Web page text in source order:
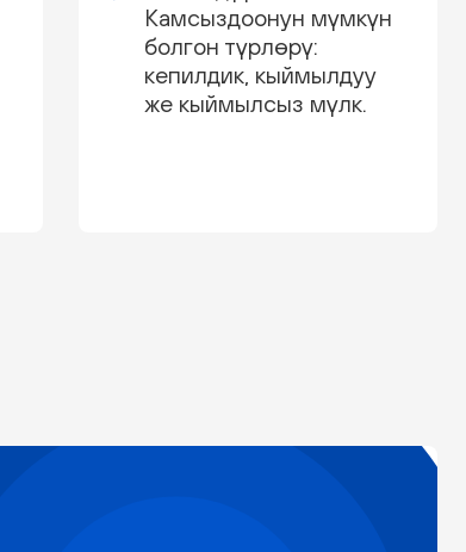
Камсыздоонун мүмкүн
болгон түрлөрү:
кепилдик, кыймылдуу
же кыймылсыз мүлк.